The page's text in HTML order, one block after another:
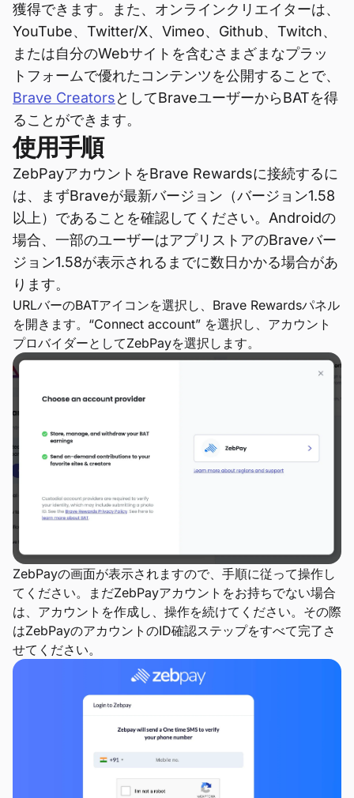
獲得できます。また、オンラインクリエイターは、
YouTube、Twitter/X、Vimeo、Github、Twitch、
または自分のWebサイトを含むさまざまなプラッ
トフォームで優れたコンテンツを公開することで、
Brave CreatorsとしてBraveユーザーからBATを得
ることができます。
使用手順
ZebPayアカウントをBrave Rewardsに接続するに
は、まずBraveが最新バージョン（バージョン1.58
以上）であることを確認してください。Androidの
場合、一部のユーザーはアプリストアのBraveバー
ジョン1.58が表示されるまでに数日かかる場合があ
ります。
URLバーのBATアイコンを選択し、Brave Rewardsパネル
を開きます。“Connect account” を選択し、アカウント
プロバイダーとしてZebPayを選択します。
ZebPayの画面が表示されますので、手順に従って操作し
てください。まだZebPayアカウントをお持ちでない場合
は、アカウントを作成し、操作を続けてください。その際
はZebPayのアカウントのID確認ステップをすべて完了さ
せてください。